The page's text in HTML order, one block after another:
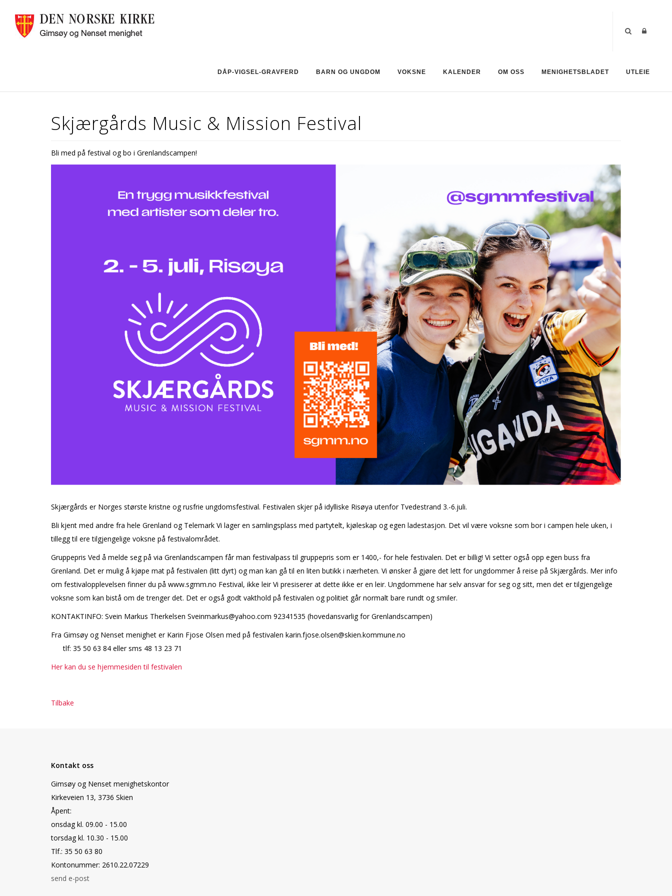
DÅP-VIGSEL-GRAVFERD BARN OG UNGDOM VOKSNE KALENDER OM OSS MENIGHETSBLADET UTLEIE
Skjærgårds Music & Mission Festival
Bli med på festival og bo i Grenlandscampen!
Skjærgårds er Norges største kristne og rusfrie ungdomsfestival. Festivalen skjer på idylliske Risøya utenfor Tvedestrand 3.-6.juli.
Bli kjent med andre fra hele Grenland og Telemark Vi lager en samlingsplass med partytelt, kjøleskap og egen ladestasjon. Det vil være voksne som bor i campen hele uken, i
tillegg til flere tilgjengelige voksne på festivalområdet.
Gruppepris Ved å melde seg på via Grenlandscampen får man festivalpass til gruppepris som er 1400,- for hele festivalen. Det er billig! Vi setter også opp egen buss fra
Grenland. Det er mulig å kjøpe mat på festivalen (litt dyrt) og man kan gå til en liten butikk i nærheten. Vi ønsker å gjøre det lett for ungdommer å reise på Skjærgårds. Mer info
om festivalopplevelsen finner du på www.sgmm.no Festival, ikke leir Vi presiserer at dette ikke er en leir. Ungdommene har selv ansvar for seg og sitt, men det er tilgjengelige
voksne som kan bistå om de trenger det. Det er også godt vakthold på festivalen og politiet går normalt bare rundt og smiler.
KONTAKTINFO: Svein Markus Therkelsen Sveinmarkus@yahoo.com 92341535 (hovedansvarlig for Grenlandscampen)
Fra Gimsøy og Nenset menighet er Karin Fjose Olsen med på festivalen karin.fjose.olsen@skien.kommune.no
tlf: 35 50 63 84 eller sms 48 13 23 71
Her kan du se hjemmesiden til festivalen
Tilbake
Kontakt oss
Gimsøy og Nenset menighetskontor
Kirkeveien 13, 3736 Skien
Åpent:
onsdag kl. 09.00 - 15.00
torsdag kl. 10.30 - 15.00
Tlf.: 35 50 63 80
Kontonummer: 2610.22.07229
send e-post